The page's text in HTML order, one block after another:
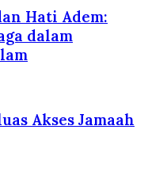
Hati Adem:
dalam
Akses Jamaah